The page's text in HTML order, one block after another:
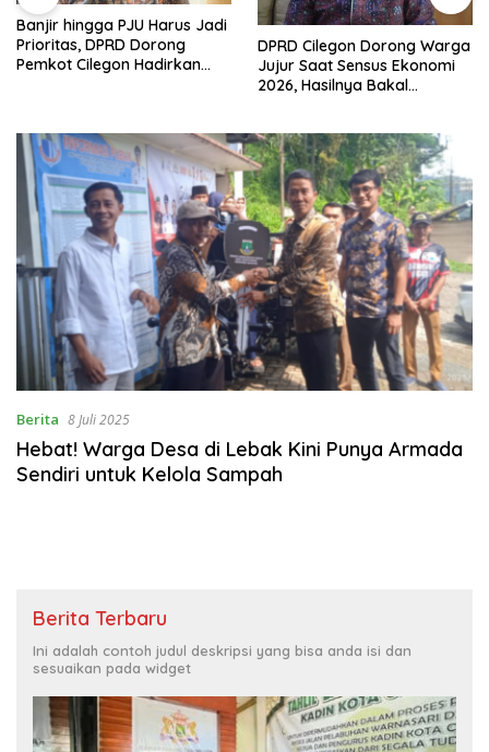
Banjir hingga PJU Harus Jadi
Prioritas, DPRD Dorong
Pemkot Cilegon Hadirkan
DPRD Cilegon Dorong Warga
Jujur Saat Sensus Ekonomi
2026, Hasilnya Bakal
Berita 8 Juli 2025
Hebat! Warga Desa di Lebak Kini Punya Armada
Sendiri untuk Kelola Sampah
Berita Terbaru
Ini adalah contoh judul deskripsi yang bisa anda isi dan
sesuaikan pada widget